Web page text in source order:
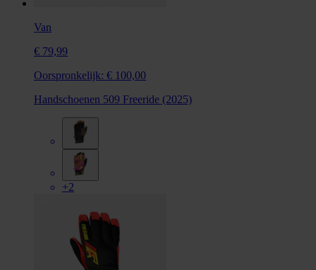
Van
€ 79,99
Oorspronkelijk: € 100,00
Handschoenen 509 Freeride (2025)
+2